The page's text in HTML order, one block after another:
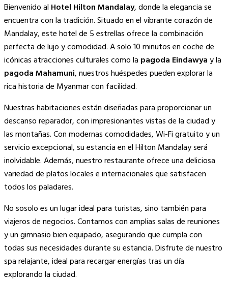
Bienvenido al Hotel Hilton Mandalay, donde la elegancia se
encuentra con la tradición. Situado en el vibrante corazón de
Mandalay, este hotel de 5 estrellas ofrece la combinación
perfecta de lujo y comodidad. A solo 10 minutos en coche de
icónicas atracciones culturales como la pagoda Eindawyay la
pagoda Mahamuni, nuestros huéspedes pueden explorar la
rica historia de Myanmar con facilidad.
Nuestras habitaciones están diseñadas para proporcionar un
descanso reparador, con impresionantes vistas de la ciudad y
las montañas. Con modernas comodidades, Wi-Fi gratuito y un
servicio excepcional, su estancia en el Hilton Mandalay será
inolvidable. Además, nuestro restaurante ofrece una deliciosa
variedad de platos locales e internacionales que satisfacen
todos los paladares.
No sosolo es un lugar ideal para turistas, sino también para
viajeros de negocios. Contamos con amplias salas de reuniones
y un gimnasio bien equipado, asegurando que cumpla con
todas sus necesidades durante su estancia. Disfrute de nuestro
spa relajante, ideal para recargar energías tras un día
explorando la ciudad.